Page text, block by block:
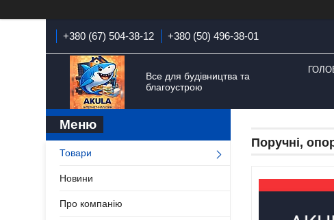
+380 (67) 504-38-12 +380 (50) 496-38-01
Все для будівництва та
благоустрою
Поручні,
Товари
Новини
Про компанію